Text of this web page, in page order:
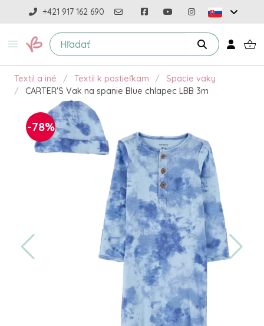
+421 917 162 690
Textil a iné Textil k postieľkam
Spacie vaky
CARTER'S Vak na spanie Blue chlapec LBB 3m
-78%